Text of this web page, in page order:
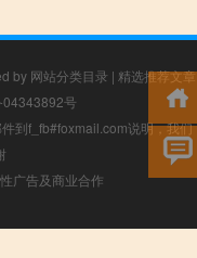
by 网站分类目录 | 精选推荐文章
04343892号
到f_fb#foxmail.com说明，我们
广告及商业合作